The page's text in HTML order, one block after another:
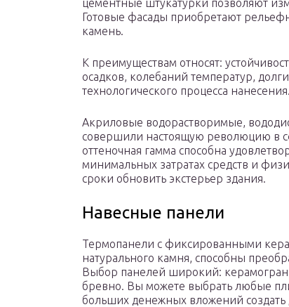
цементные штукатурки позволяют
Готовые фасады приобретают
камень.
К преимуществам относят:
осадков, колебаний температур,
технологического процесса нанесения.
Акриловые водорастворимые,
совершили настоящую революцию в
оттеночная гамма способна
минимальных затратах средств и
сроки обновить экстерьер здания.
Навесные панели
Термопанели с фиксированными
натурального камня, способны
Выбор панелей широкий:
бревно. Вы можете выбрать любые
больших денежных вложений